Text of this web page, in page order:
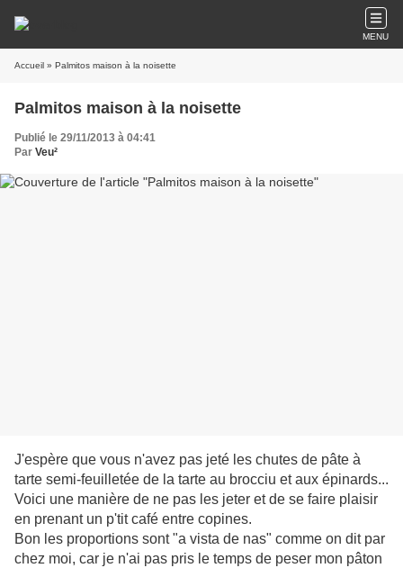
MENU
Accueil » Palmitos maison à la noisette
Palmitos maison à la noisette
Publié le 29/11/2013 à 04:41
Par Veu²
J'espère que vous n'avez pas jeté les chutes de pâte à
tarte semi-feuilletée de la tarte au brocciu et aux épinards...
Voici une manière de ne pas les jeter et de se faire plaisir
en prenant un p'tit café entre copines.
Bon les proportions sont "a vista de nas" comme on dit par
chez moi, car je n'ai pas pris le temps de peser mon pâton